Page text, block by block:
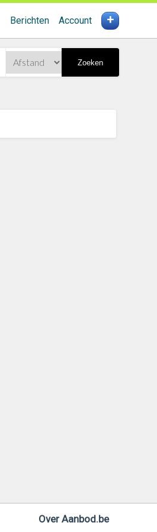
Berichten Account +
Zoeken
Over Aanbod.be